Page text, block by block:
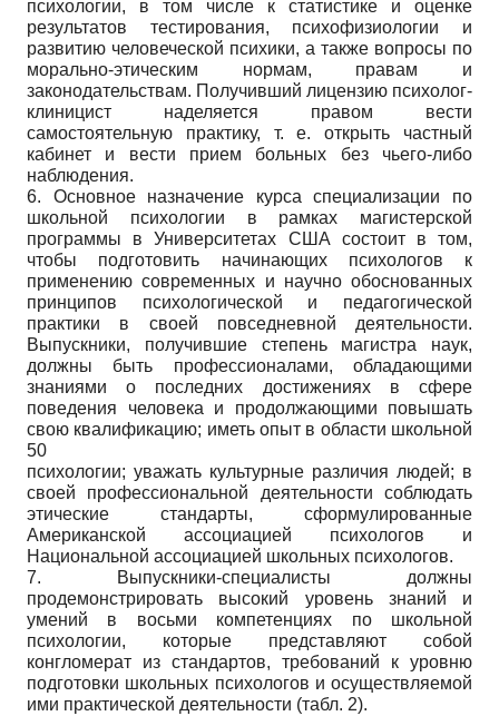
психологии, в том числе к статистике и оценке
результатов тестирования, психофизиологии и
развитию человеческой психики, а также вопросы по
морально-этическим нормам, правам и
законодательствам. Получивший лицензию психолог-
клиницист наделяется правом вести
самостоятельную практику, т. е. открыть частный
кабинет и вести прием больных без чьего-либо
наблюдения.
6. Основное назначение курса специализации по
школьной психологии в рамках магистерской
программы в Университетах США состоит в том,
чтобы подготовить начинающих психологов к
применению современных и научно обоснованных
принципов психологической и педагогической
практики в своей повседневной деятельности.
Выпускники, получившие степень магистра наук,
должны быть профессионалами, обладающими
знаниями о последних достижениях в сфере
поведения человека и продолжающими повышать
свою квалификацию; иметь опыт в области школьной
50
психологии; уважать культурные различия людей; в
своей профессиональной деятельности соблюдать
этические стандарты, сформулированные
Американской ассоциацией психологов и
Национальной ассоциацией школьных психологов.
7. Выпускники-специалисты должны
продемонстрировать высокий уровень знаний и
умений в восьми компетенциях по школьной
психологии, которые представляют собой
конгломерат из стандартов, требований к уровню
подготовки школьных психологов и осуществляемой
ими практической деятельности (табл. 2).